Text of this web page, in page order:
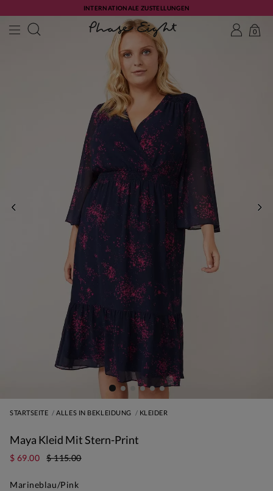
INTERNATIONALE ZUSTELLUNGEN
0
STARTSEITE ALLES IN BEKLEIDUNG KLEIDER
Maya Kleid Mit Stern-Print
$ 69.00 $ 115.00
Marineblau/Pink